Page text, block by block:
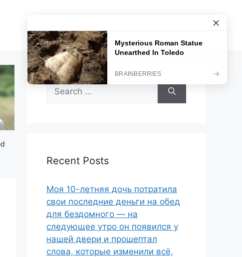
Search
for:
Recent Posts
Моя 10-летняя дочь потратила
свои последние деньги на обед
для бездомного — на
следующее утро он появился у
нашей двери и прошептал
слова, которые изменили всё,